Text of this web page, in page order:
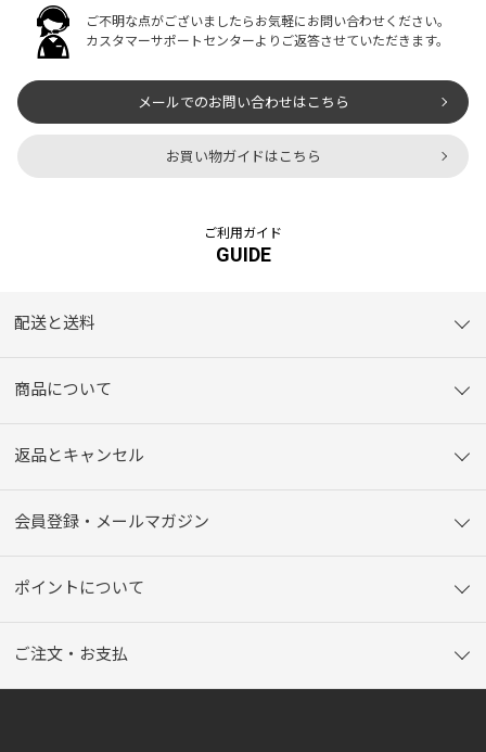
ご不明な点がございましたらお気軽にお問い合わせください。
カスタマーサポートセンターよりご返答させていただきます。
メールでのお問い合わせはこちら
お買い物ガイドはこちら
ご利用ガイド
GUIDE
配送と送料
商品について
返品とキャンセル
会員登録・メールマガジン
ポイントについて
ご注文・お支払